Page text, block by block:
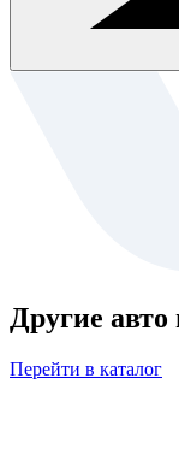
Другие авто
Перейти в каталог